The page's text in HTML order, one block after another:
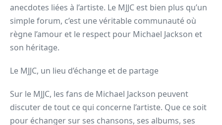
anecdotes liées à l’artiste. Le MJJC est bien plus qu’un
simple forum, c’est une véritable communauté où
règne l’amour et le respect pour Michael Jackson et
son héritage.
Le MJJC, un lieu d’échange et de partage
Sur le MJJC, les fans de Michael Jackson peuvent
discuter de tout ce qui concerne l’artiste. Que ce soit
pour échanger sur ses chansons, ses albums, ses